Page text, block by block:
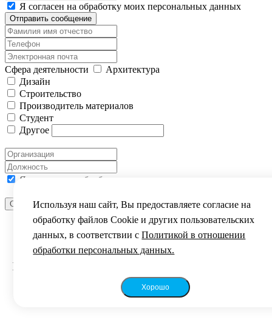
Я согласен на обработку моих персональных данных
Отправить сообщение
Сфера деятельности
Архитектура
Дизайн
Строительство
Производитель материалов
Студент
Другое
Я согласен на обработку моих персональных данных
Отправить сообщение
ВЫ УСПЕШНО ЗАРЕГИСТРИРОВАНЫ
Уважаемый посетитель!
Благодарим за интерес к фестивалю „Зодчество
2024“.
До встречи на фестивале!
Используя наш сайт, Вы предоставляете согласие на
обработку файлов Сookie и других пользовательских
данных, в соответствии сПолитикой в отношении
обработки персональных данных.
Хорошо